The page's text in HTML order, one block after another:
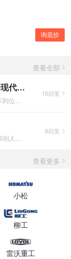
询底价
查看全部
【我为爱机大宝剑】说说我刚买完二手现代150-9的保养维修
接着昨天的继续说。车的外观还不错，下午5点拖车到位。这个拖车
16回复
今天来说我现代150的感受。外观其实我还多喜欢和别人不一样的颜
8回复
查看更多
小松
柳工
雷沃重工